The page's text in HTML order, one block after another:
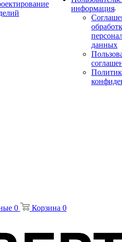
информация
данных
0 Корзина 0